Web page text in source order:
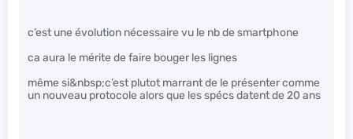
c’est une évolution nécessaire vu le nb de smartphone
ca aura le mérite de faire bouger les lignes
même si&nbsp;c’est plutot marrant de le présenter comme
un nouveau protocole alors que les spécs datent de 20 ans